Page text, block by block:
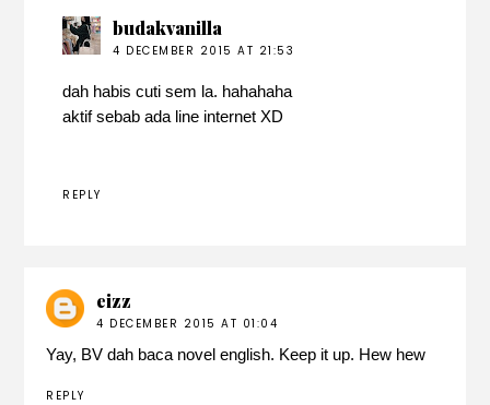
budakvanilla
4 DECEMBER 2015 AT 21:53
dah habis cuti sem la. hahahaha
aktif sebab ada line internet XD
REPLY
eizz
4 DECEMBER 2015 AT 01:04
Yay, BV dah baca novel english. Keep it up. Hew hew
REPLY